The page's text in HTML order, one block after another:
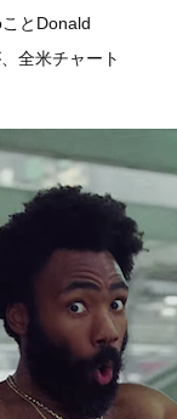
とDonald
全米チャート